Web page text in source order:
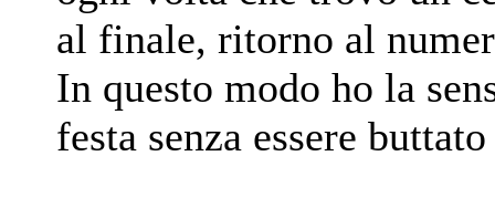
al finale, ritorno al
In questo modo ho la
festa senza essere